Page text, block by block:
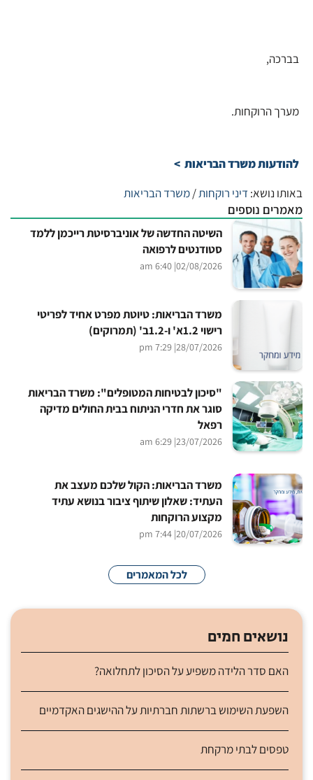
בברכה,
מערך הרוקחות.
להודעות משרד הבריאות >
באותו נושא:דיני רוקחות/משרד הבריאות
מאמרים נוספים
השיטה החדשה של אוניברסיטת רייכמן ללמד
סטודנטים לרפואה
02/08/2026
| 6:40 am
משרד הבריאות: טיוטת מפרט אחיד לפריטי
רישוי 1.2א' ו-1.2ב' (תמרוקים)
28/07/2026
| 7:29 pm
"סיכון לבטיחות המטופלים": משרד הבריאות
סוגר את חדרי הניתוח בבית החולים מדיקה
רפאל
23/07/2026
| 6:29 am
משרד הבריאות: הקול שלכם מעצב את
העתיד: שאלון שיתוף ציבור בנושא עתיד
מקצוע הרוקחות
20/07/2026
| 7:44 pm
לכל המאמרים
נושאים חמים
האם סדר הלידה משפיע על הסיכון לתחלואה?
השפעת השימוש ברשתות חברתיות על ההישגים האקדמיים
טפסים לבתי מרקחת